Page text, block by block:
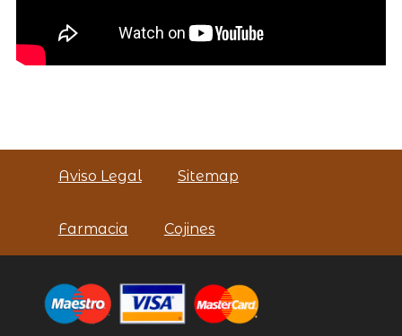
Aviso Legal Sitemap
Farmacia Cojines